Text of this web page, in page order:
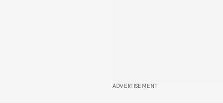
ADVERTISEMENT